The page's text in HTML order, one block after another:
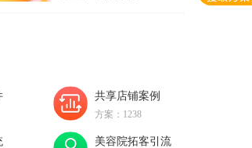
共享店铺案例
方案：1238
美容院拓客引流